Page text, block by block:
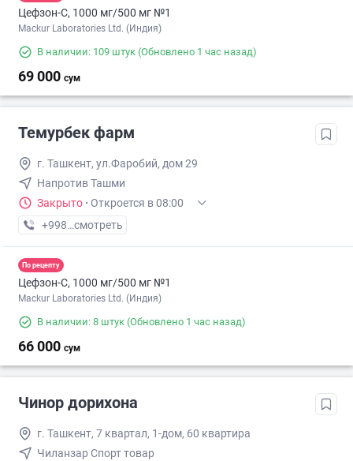
Цефзон-С, 1000 мг/500 мг №1
Mackur Laboratories Ltd. (Индия)
В наличии: 109 штук (Обновлено 1 час назад)
69 000 сум
Темурбек фарм
г. Ташкент, ул.Фаробий, дом 29
Напротив Ташми
Закрыто · Откроется в 08:00
+998 (99) XXX-XX-XX
смотреть
По рецепту
Цефзон-С, 1000 мг/500 мг №1
Mackur Laboratories Ltd. (Индия)
В наличии: 8 штук (Обновлено 1 час назад)
66 000 сум
Чинор дорихона
г. Ташкент, 7 квартал, 1-дом, 60 квартира
Чиланзар Спорт товар